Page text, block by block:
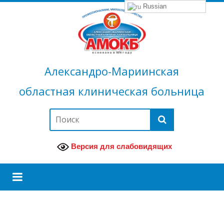
Александро-Мариинская
областная клиническая больница
Версия для слабовидящих
Russian